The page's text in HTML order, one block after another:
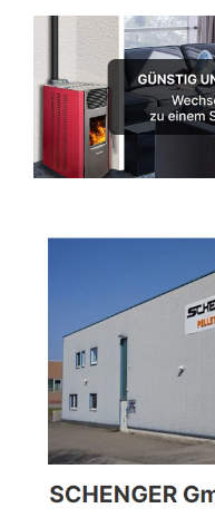
WARENKORB
PRODUCTS
SEARCH